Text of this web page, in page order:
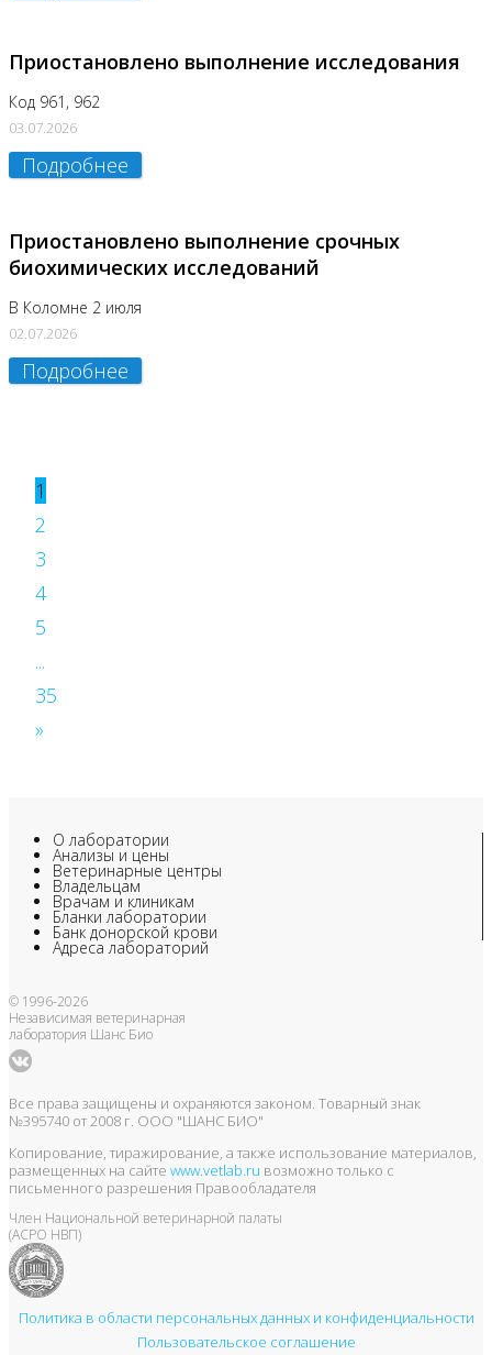
Приостановлено выполнение исследования
Код 961, 962
03.07.2026
Подробнее
Приостановлено выполнение срочных
биохимических исследований
В Коломне 2 июля
02.07.2026
Подробнее
1
2
3
4
5
...
35
»
О лаборатории
Анализы и цены
Ветеринарные центры
Владельцам
Врачам и клиникам
Бланки лаборатории
Банк донорской крови
Адреса лабораторий
© 1996-2026
Независимая ветеринарная
лаборатория Шанс Био
Все права защищены и охраняются законом. Товарный знак
№395740 от 2008 г. ООО "ШАНС БИО"
Копирование, тиражирование, а также использование материалов,
размещенных на сайте www.vetlab.ru возможно только с
письменного разрешения Правообладателя
Член Национальной ветеринарной палаты
(АСРО НВП)
Политика в области персональных данных и конфиденциальности
Пользовательское соглашение